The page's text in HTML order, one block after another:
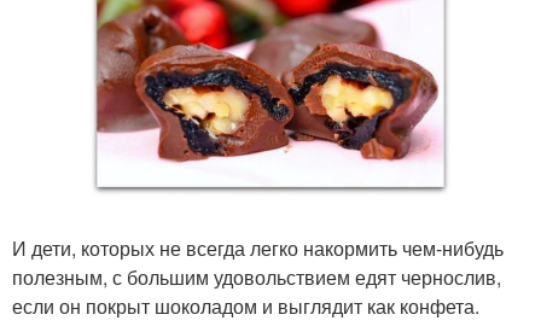
И дети, которых не всегда легко накормить чем-нибудь
полезным, с большим удовольствием едят чернослив,
если он покрыт шоколадом и выглядит как конфета.